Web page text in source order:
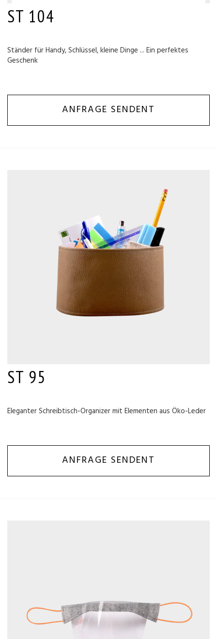
ST 104
Ständer für Handy, Schlüssel, kleine Dinge ... Ein perfektes
Geschenk
ANFRAGE SENDENT
ST 95
Eleganter Schreibtisch-Organizer mit Elementen aus Öko-Leder
ANFRAGE SENDENT